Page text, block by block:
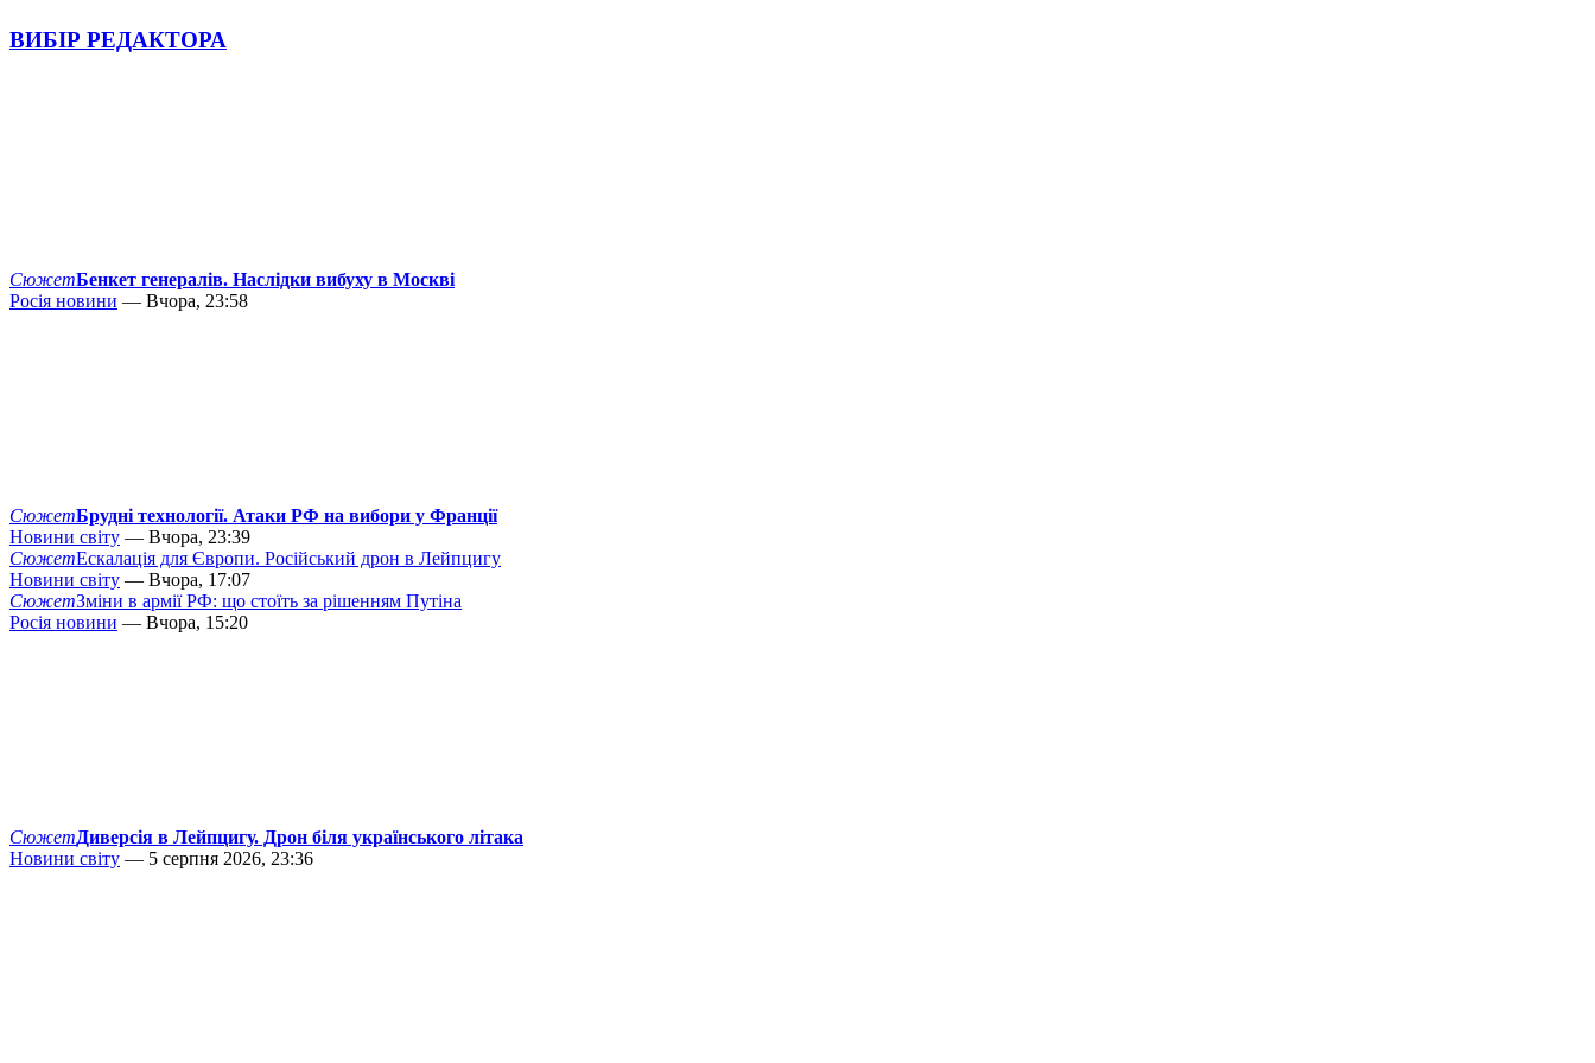
ВИБІР РЕДАКТОРА
СюжетБенкет генералів. Наслідки вибуху в Москві
Росія новини — Вчора, 23:58
СюжетБрудні технології. Атаки РФ на вибори у Франції
Новини світу — Вчора, 23:39
СюжетЕскалація для Європи. Російський дрон в Лейпцигу
Новини світу — Вчора, 17:07
СюжетЗміни в армії РФ: що стоїть за рішенням Путіна
Росія новини — Вчора, 15:20
СюжетДиверсія в Лейпцигу. Дрон біля українського літака
Новини світу — 5 серпня 2026, 23:36